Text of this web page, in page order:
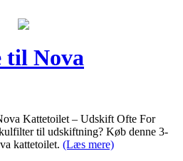
Nova
Kattetoilet – Udskift Ofte For
til udskiftning? Køb denne 3-
kattetoilet. (Læs mere)